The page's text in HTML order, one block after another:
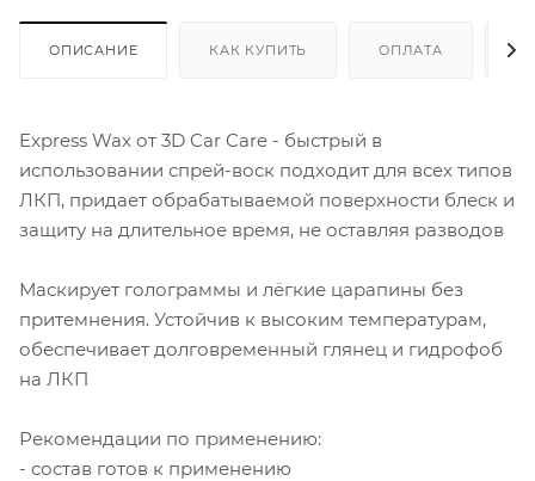
ОПИСАНИЕ КАК КУПИТЬ ОПЛАТА
Express Wax от 3D Car Care - быстрый в
использовании спрей-воск подходит для всех типов
ЛКП, придает обрабатываемой поверхности блеск и
защиту на длительное время, не оставляя разводов
Маскирует голограммы и лёгкие царапины без
притемнения. Устойчив к высоким температурам,
обеспечивает долговременный глянец и гидрофоб
на ЛКП
Рекомендации по применению:
- состав готов к применению